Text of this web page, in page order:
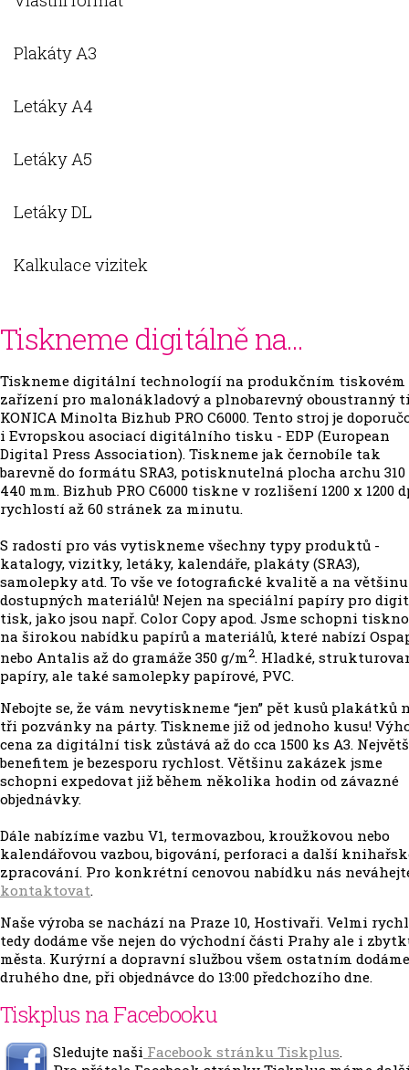
Plakáty A3
Letáky A4
Letáky A5
Letáky DL
Kalkulace vizitek
Tiskneme digitálně na...
Tiskneme digitální technologíí na produkčním tiskovém
zařízení pro malonákladový a plnobarevný oboustranný
KONICA Minolta Bizhub PRO C6000. Tento stroj je
i Evropskou asociací digitálního tisku - EDP (European
Digital Press Association). Tiskneme jak černobíle tak
barevně do formátu SRA3, potisknutelná plocha archu
440 mm. Bizhub PRO C6000 tiskne v rozlišení 1200 x 1200
rychlostí až 60 stránek za minutu.
S radostí pro vás vytiskneme všechny typy produktů -
katalogy, vizitky, letáky, kalendáře, plakáty (SRA3),
samolepky atd. To vše ve fotografické kvalitě a na většinu
dostupných materiálů! Nejen na speciální papíry pro
tisk, jako jsou např. Color Copy apod. Jsme schopni
na širokou nabídku papírů a materiálů, které nabízí
nebo Antalis až do gramáže 350 g/m2. Hladké,
papíry, ale také samolepky papírové, PVC.
Nebojte se, že vám nevytiskneme “jen” pět kusů plakátků
tři pozvánky na párty. Tiskneme již od jednoho kusu!
cena za digitální tisk zůstává až do cca 1500 ks A3.
benefitem je bezesporu rychlost. Většinu zakázek jsme
schopni expedovat již během několika hodin od závazné
objednávky.
Dále nabízíme vazbu V1, termovazbou, kroužkovou nebo
kalendářovou vazbou, bigování, perforaci a další
zpracování. Pro konkrétní cenovou nabídku nás
kontaktovat.
Naše výroba se nachází na Praze 10, Hostivaři. Velmi
tedy dodáme vše nejen do východní části Prahy ale i
města. Kurýrní a dopravní službou všem ostatním
druhého dne, při objednávce do 13:00 předchozího dne.
Tiskplus na Facebooku
Sledujte naši Facebook stránku Tiskplus.